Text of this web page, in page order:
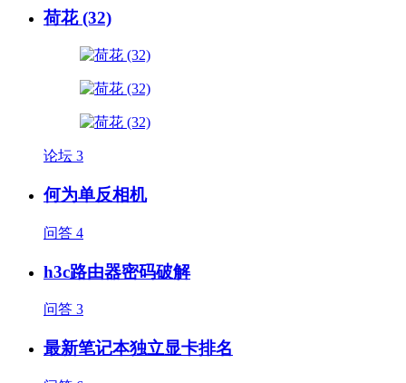
荷花 (32)
论坛 3
何为单反相机
问答 4
h3c路由器密码破解
问答 3
最新笔记本独立显卡排名